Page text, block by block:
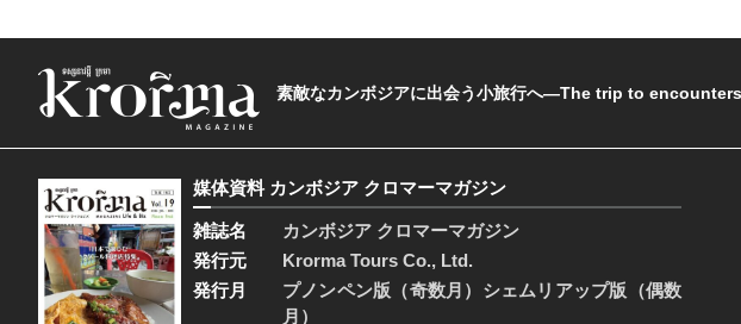
素敵なカンボジアに出会う小旅行へ―The trip to
媒体資料 カンボジア クロマーマガジン
雑誌名
カンボジア クロマーマガジン
発行元
Krorma Tours Co., Ltd.
発行月
プノンペン版（奇数月）シェムリアップ版（偶数
月）